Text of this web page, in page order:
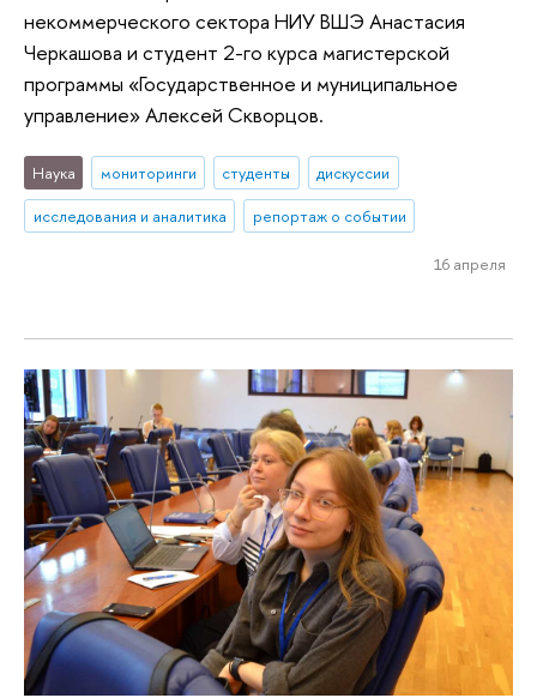
некоммерческого сектора НИУ ВШЭ Анастасия
Черкашова и студент 2-го курса магистерской
программы «Государственное и муниципальное
управление» Алексей Скворцов.
Наука мониторинги студенты
дискуссии
исследования и аналитика
репортаж о событии
16 апреля